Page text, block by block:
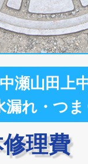
瀬山田上
漏れ・つ
理費